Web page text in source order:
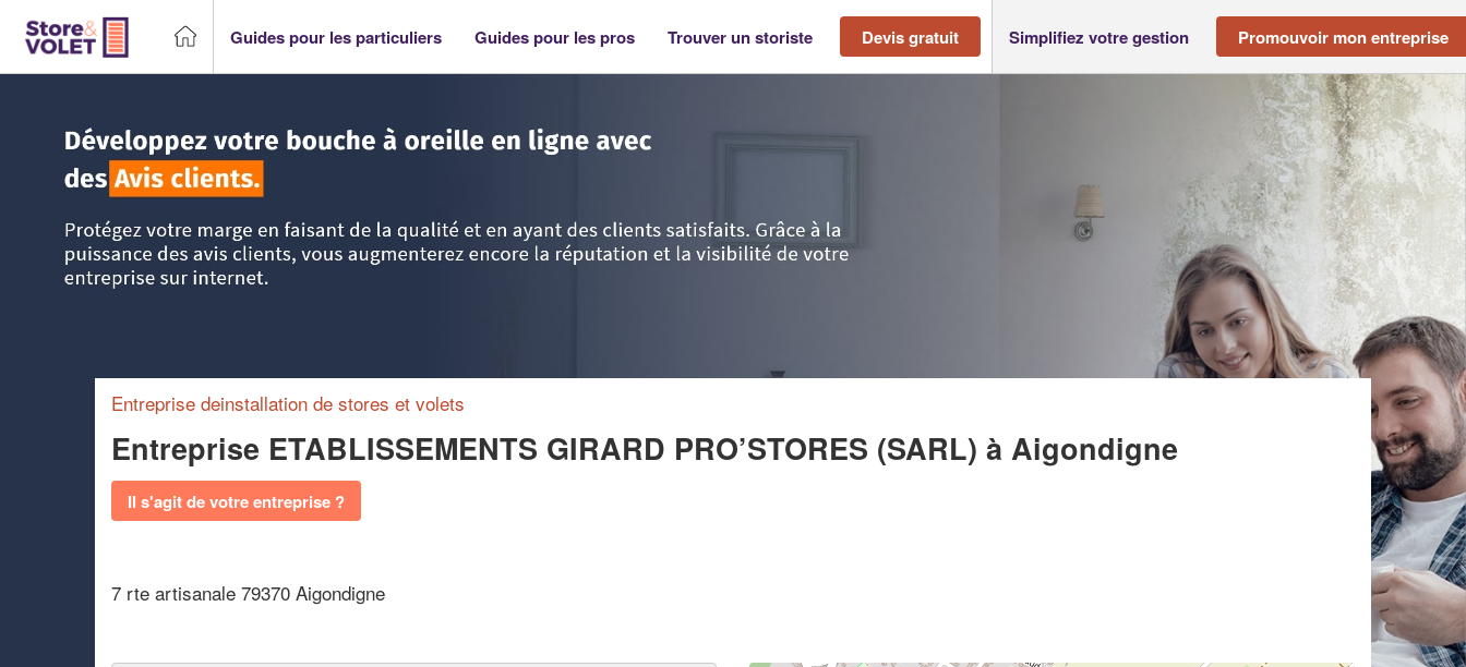
Guides pour les particuliers Guides pour les pros Trouver un storiste Devis gratuit Simplifiez votre gestion Promouvoir mon entreprise
Entreprise deinstallation de stores et volets
Entreprise ETABLISSEMENTS GIRARD PRO’STORES (SARL) à Aigondigne
Il s'agit de votre entreprise ?
7 rte artisanale 79370 Aigondigne